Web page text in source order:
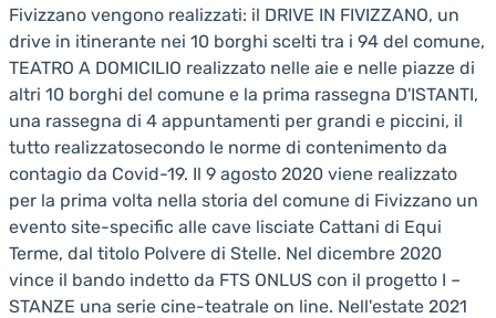
Fivizzano vengono realizzati: il DRIVE IN FIVIZZANO, un
drive in itinerante nei 10 borghi scelti tra i 94 del comune,
TEATRO A DOMICILIO realizzato nelle aie e nelle piazze di
altri 10 borghi del comune e la prima rassegna D'ISTANTI,
una rassegna di 4 appuntamenti per grandi e piccini, il
tutto realizzatosecondo le norme di contenimento da
contagio da Covid-19. Il 9 agosto 2020 viene realizzato
per la prima volta nella storia del comune di Fivizzano un
evento site-specific alle cave lisciate Cattani di Equi
Terme, dal titolo Polvere di Stelle. Nel dicembre 2020
vince il bando indetto da FTS ONLUS con il progetto I –
STANZE una serie cine-teatrale on line. Nell'estate 2021